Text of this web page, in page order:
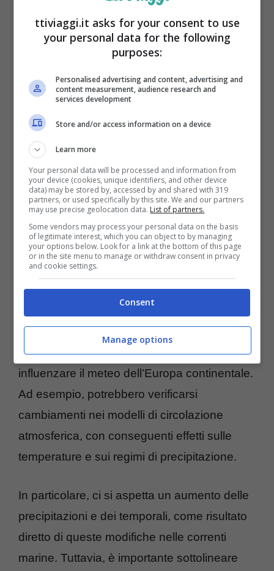
Quali saranno le conseguenze?
Le conseguenze sul clima europeo derivanti
dalla formazione della nuova isola sono
diverse. Uno degli aspetti più significativi
riguarda icambiamenti nelle correnti
alterare il flusso delle correnti marine nella
regione, il che potrebbe a sua volta
influenzare il meteo dell’Europa continentale.
Ad esempio, potrebbero verificarsi
cambiamenti nei modelli di circolazione
atmosferica, con conseguenti effetti sulle
temperature e sui regimi di precipitazione.
In particolare, ci si aspetta un aumento delle
precipitazioni e dei temporali, come risultato
diretto di queste modifiche nelle correnti
marine. Tuttavia, è importante sottolineare
ttiviaggi.it asks for your consent to use
your personal data for the following
purposes:
Personalised advertising and content, advertising and
content measurement, audience research and
services development
Store and/or access information on a device
Learn more
Your personal data will be processed and information from
your device (cookies, unique identifiers, and other device
data) may be stored by, accessed by and shared with 319
partners, or used specifically by this site. We and our partners
may use precise geolocation data. List of partners.
Some vendors may process your personal data on the basis
of legitimate interest, which you can object to by managing
your options below. Look for a link at the bottom of this page
or in the site menu to manage or withdraw consent in privacy
and cookie settings.
Consent
Manage options